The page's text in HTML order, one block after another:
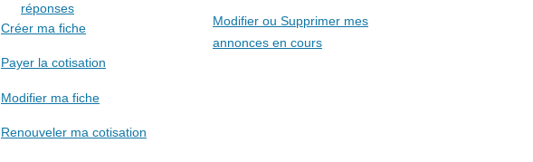
Créer ma fiche
Payer la cotisation
Modifier ma fiche
Renouveler ma cotisation
réponses
Modifier ou Supprimer mes
annonces en cours